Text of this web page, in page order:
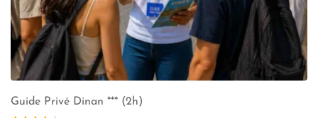
Guide Privé Dinan *** (2h)